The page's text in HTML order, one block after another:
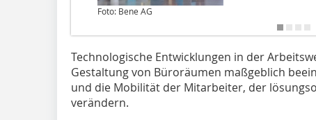
Foto: Bene AG
Technologische Entwicklungen in der
Gestaltung von Büroräumen maßgeblich
und die Mobilität der Mitarbeiter, der
verändern.